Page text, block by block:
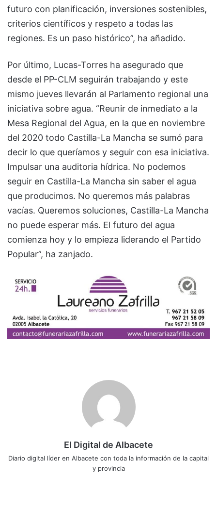
futuro con planificación, inversiones sostenibles,
criterios científicos y respeto a todas las
regiones. Es un paso histórico”, ha añadido.
Por último, Lucas-Torres ha asegurado que
desde el PP-CLM seguirán trabajando y este
mismo jueves llevarán al Parlamento regional una
iniciativa sobre agua. “Reunir de inmediato a la
Mesa Regional del Agua, en la que en noviembre
del 2020 todo Castilla-La Mancha se sumó para
decir lo que queríamos y seguir con esa iniciativa.
Impulsar una auditoria hídrica. No podemos
seguir en Castilla-La Mancha sin saber el agua
que producimos. No queremos más palabras
vacías. Queremos soluciones, Castilla-La Mancha
no puede esperar más. El futuro del agua
comienza hoy y lo empieza liderando el Partido
Popular”, ha zanjado.
El Digital de Albacete
Diario digital líder en Albacete con toda la información de la capital
y provincia